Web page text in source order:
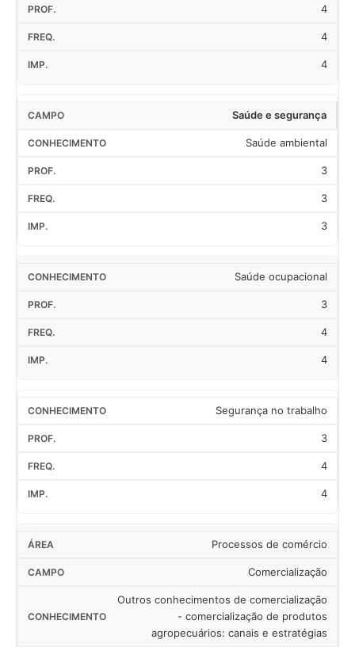
4
4
4
Saúde e segurança
Saúde ambiental
3
3
3
Saúde ocupacional
3
4
4
Segurança no trabalho
3
4
4
Processos de comércio
Comercialização
Outros conhecimentos de comercialização
- comercialização de produtos
agropecuários: canais e estratégias